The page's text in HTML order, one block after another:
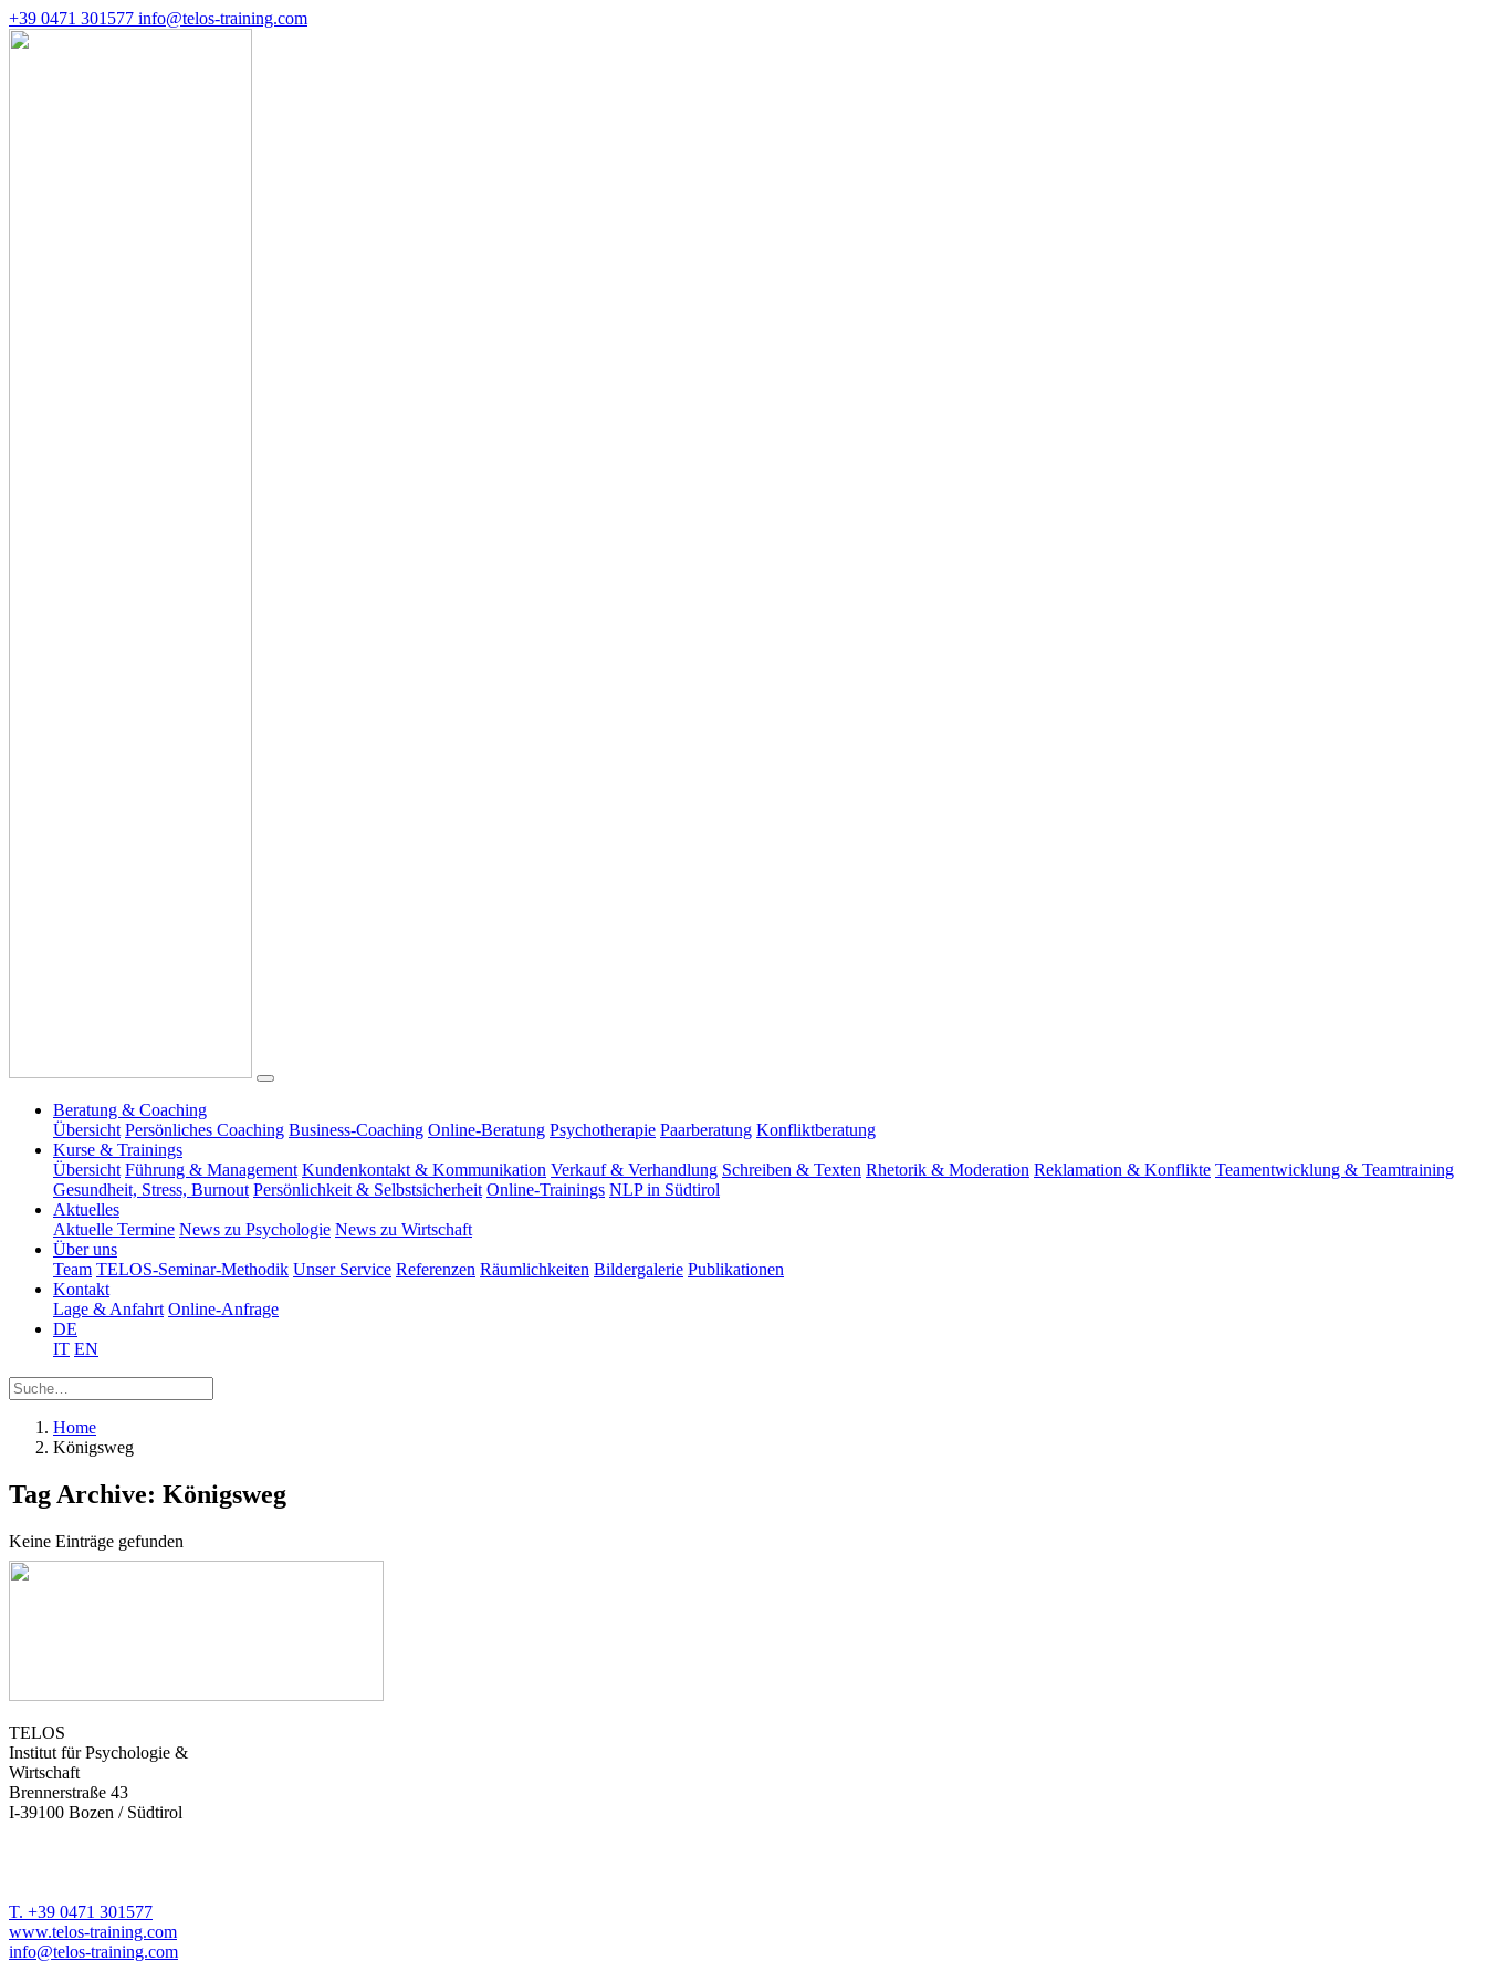
+39 0471 301577 info@telos-training.com
Beratung & Coaching
Übersicht Persönliches Coaching Business-Coaching Online-Beratung Psychotherapie Paarberatung Konfliktberatung
Kurse & Trainings
Übersicht Führung & Management Kundenkontakt & Kommunikation Verkauf & Verhandlung Schreiben & Texten Rhetorik & Moderation Reklamation & Konflikte Teamentwicklung & Teamtraining
Gesundheit, Stress, Burnout Persönlichkeit & Selbstsicherheit Online-Trainings NLP in Südtirol
Aktuelles
Aktuelle Termine News zu Psychologie News zu Wirtschaft
Über uns
Team TELOS-Seminar-Methodik Unser Service Referenzen Räumlichkeiten Bildergalerie Publikationen
Kontakt
Lage & Anfahrt Online-Anfrage
DE
IT EN
Home
Königsweg
Tag Archive: Königsweg
Keine Einträge gefunden
TELOS
Institut für Psychologie &
Wirtschaft
Brennerstraße 43
I-39100 Bozen / Südtirol
T. +39 0471 301577
www.telos-training.com
info@telos-training.com